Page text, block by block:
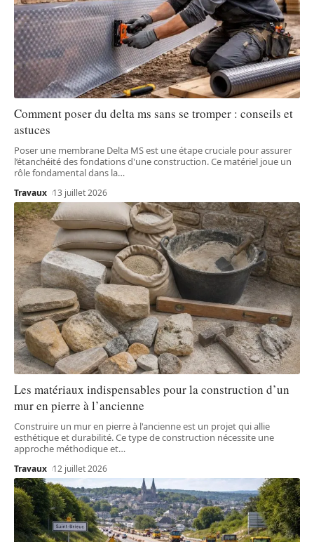
Comment poser du delta ms sans se tromper : conseils et
astuces
Poser une membrane Delta MS est une étape cruciale pour assurer
l’étanchéité des fondations d'une construction. Ce matériel joue un
rôle fondamental dans la…
Travaux 13 juillet 2026
Les matériaux indispensables pour la construction d’un
mur en pierre à l’ancienne
Construire un mur en pierre à l'ancienne est un projet qui allie
esthétique et durabilité. Ce type de construction nécessite une
approche méthodique et…
Travaux 12 juillet 2026